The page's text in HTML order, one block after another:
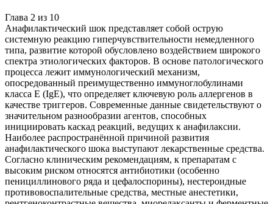
Глава 2 из 10
Анафилактический шок представляет собой острую
системную реакцию гиперчувствительности немедленного
типа, развитие которой обусловлено воздействием широкого
спектра этиологических факторов. В основе патологического
процесса лежит иммунологический механизм,
опосредованный преимущественно иммуноглобулинами
класса E (IgE), что определяет ключевую роль аллергенов в
качестве триггеров. Современные данные свидетельствуют о
значительном разнообразии агентов, способных
инициировать каскад реакций, ведущих к анафилаксии.
Наиболее распространённой причиной развития
анафилактического шока выступают лекарственные средства.
Согласно клиническим рекомендациям, к препаратам с
высоким риском относятся антибиотики (особенно
пенициллинового ряда и цефалоспорины), нестероидные
противовоспалительные средства, местные анестетики,